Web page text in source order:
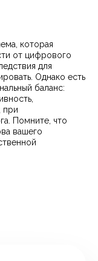
которая
от цифрового
для
Однако есть
баланс:
при
Помните, что
вашего